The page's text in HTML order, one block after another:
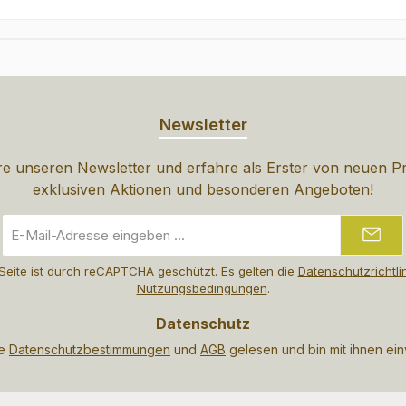
Newsletter
unseren Newsletter und erfahre als Erster von neuen
exklusiven Aktionen und besonderen Angeboten!
Mail-
ist durch reCAPTCHA geschützt. Es gelten die
Nutzungsbedingungen.
Datenschutz
Datenschutzbestimmungen und AGB gelesen und bin mit ihnen